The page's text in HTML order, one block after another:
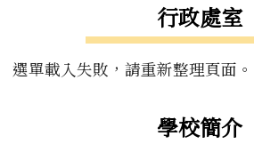
行政處室
選單載入失敗，請重新整理頁面。
學校簡介